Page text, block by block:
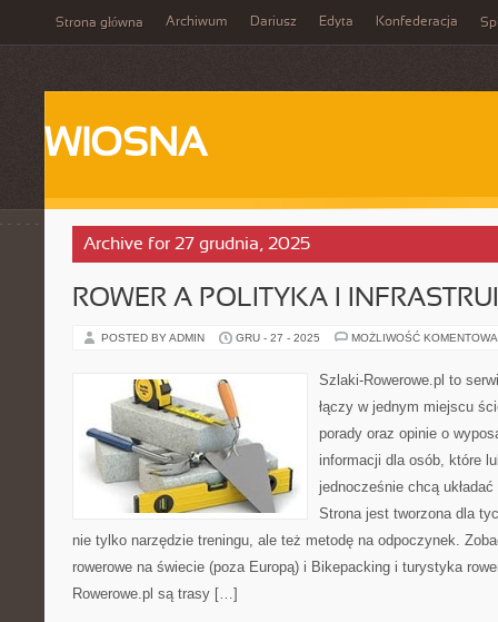
Strona główna Archiwum Dariusz Edyta Konfederacja
WIOSNA
Archive for 27 grudnia, 2025
ROWER A POLITYKA I
POSTED BY ADMIN GRU - 27 - 2025 MOŻLIWOŚĆ
Szlaki-Rowerowe.pl to
łączy w jednym miejscu
porady oraz opinie o
informacji dla osób, które
jednocześnie chcą
Strona jest tworzona dla
nie tylko narzędzie treningu, ale też metodę na odpoczynek.
rowerowe na świecie (poza Europą) i Bikepacking i turystyka
Rowerowe.pl są trasy […]